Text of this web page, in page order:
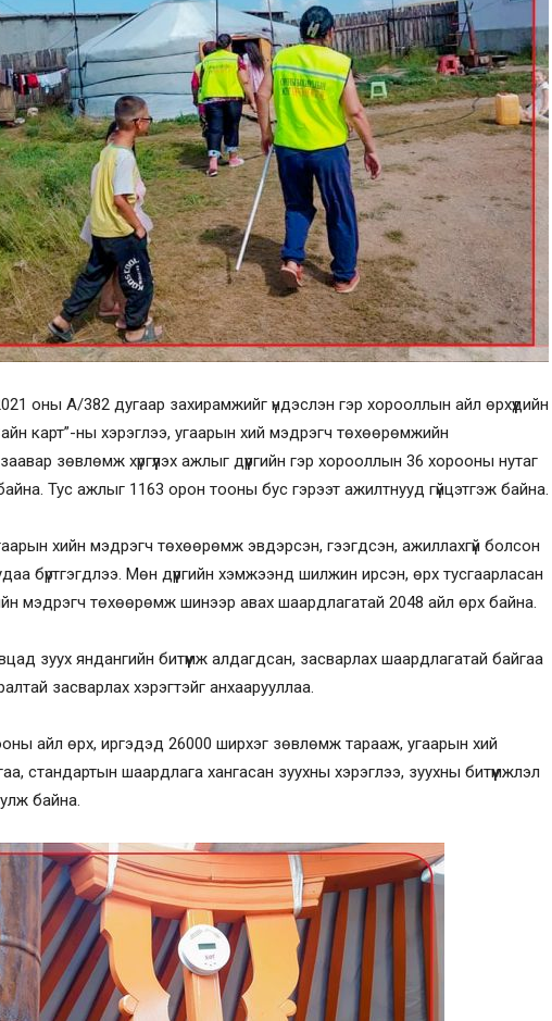
оны А/382 дугаар захирамжийг үндэслэн гэр хорооллын айл өрхүүдийн
карт”-ны хэрэглээ, угаарын хий мэдрэгч төхөөрөмжийн
зөвлөмж хүргүүлэх ажлыг дүүргийн гэр хорооллын 36 хорооны нутаг
Тус ажлыг 1163 орон тооны бус гэрээт ажилтнууд гүйцэтгэж байна.
хийн мэдрэгч төхөөрөмж эвдэрсэн, гээгдсэн, ажиллахгүй болсон
бүртгэгдлээ. Мөн дүүргийн хэмжээнд шилжин ирсэн, өрх тусгаарласан
мэдрэгч төхөөрөмж шинээр авах шаардлагатай 2048 айл өрх байна.
зуух яндангийн битүүмж алдагдсан, засварлах шаардлагатай байгаа
засварлах хэрэгтэйг анхаарууллаа.
айл өрх, иргэдэд 26000 ширхэг зөвлөмж тарааж, угаарын хий
стандартын шаардлага хангасан зуухны хэрэглээ, зуухны битүүмжлэл
байна.